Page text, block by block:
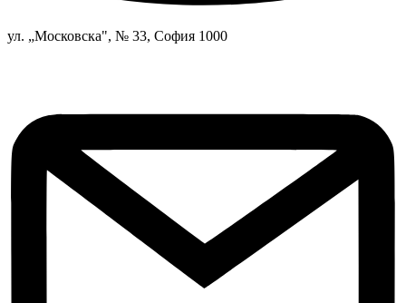
ул. „Московска", № 33, София 1000